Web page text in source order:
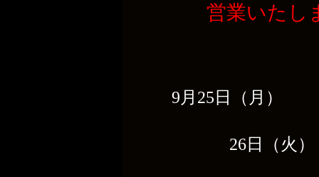
営業いたし
9月25日（月）
26日（火）